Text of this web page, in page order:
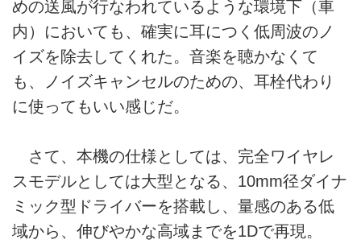
めの送風が行なわれているような環境下（車
内）においても、確実に耳につく低周波のノ
イズを除去してくれた。音楽を聴かなくて
も、ノイズキャンセルのための、耳栓代わり
に使ってもいい感じだ。
さて、本機の仕様としては、完全ワイヤレ
スモデルとしては大型となる、10mm径ダイナ
ミック型ドライバーを搭載し、量感のある低
域から、伸びやかな高域までを1Dで再現。